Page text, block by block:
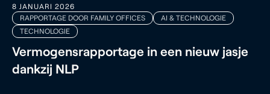
8 JANUARI 2026
RAPPORTAGE DOOR FAMILY OFFICES
AI & TECHNOLOGIE
TECHNOLOGIE
Vermogensrapportage in een nieuw jasje
dankzij NLP